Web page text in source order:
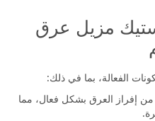
مزيل عرق
الفعالة، بما في ذلك:
إفراز العرق بشكل فعال، مما